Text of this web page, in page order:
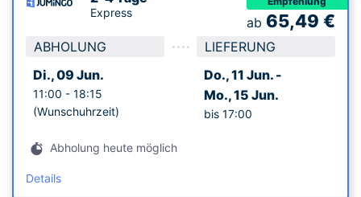
Express
ABHOLUNG
Di., 09 Jun.
11:00 - 18:15
(Wunschuhrzeit)
LIEFERUNG
Do., 11 Jun. -
Mo., 15 Jun.
bis 17:00
Abholung heute möglich
Details
ab 65,49 €